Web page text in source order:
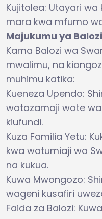
Kujitolea: Utayari
mara kwa mfumo
Majukumu ya Balozi
Kama Balozi wa
mwalimu, na
muhimu katika:
Kueneza Upendo:
watazamaji wote
kiufundi.
Kuza Familia Yetu:
kwa watumiaji wa
na kukua.
Kuwa Mwongozo:
wageni kusafiri
Faida za Balozi: